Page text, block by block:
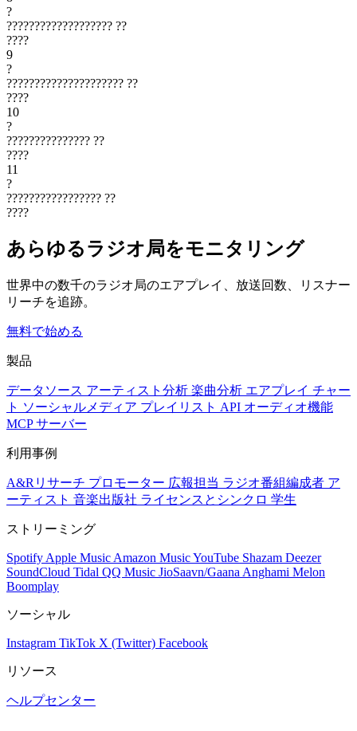
?
??????????????????? ??
????
9
?
????????????????????? ??
????
10
?
??????????????? ??
????
11
?
????????????????? ??
????
あらゆるラジオ局をモニタリング
世界中の数千のラジオ局のエアプレイ、放送回数、リスナー
リーチを追跡。
無料で始める
製品
データソース アーティスト分析 楽曲分析 エアプレイ チャー
ト ソーシャルメディア プレイリスト API オーディオ機能
MCP サーバー
利用事例
A&Rリサーチ プロモーター 広報担当 ラジオ番組編成者 ア
ーティスト 音楽出版社 ライセンスとシンクロ 学生
ストリーミング
Spotify Apple Music Amazon MusicYouTube Shazam Deezer
SoundCloud Tidal QQ Music JioSaavn/Gaana Anghami Melon
Boomplay
ソーシャル
Instagram TikTok X (Twitter) Facebook
リソース
ヘルプセンター